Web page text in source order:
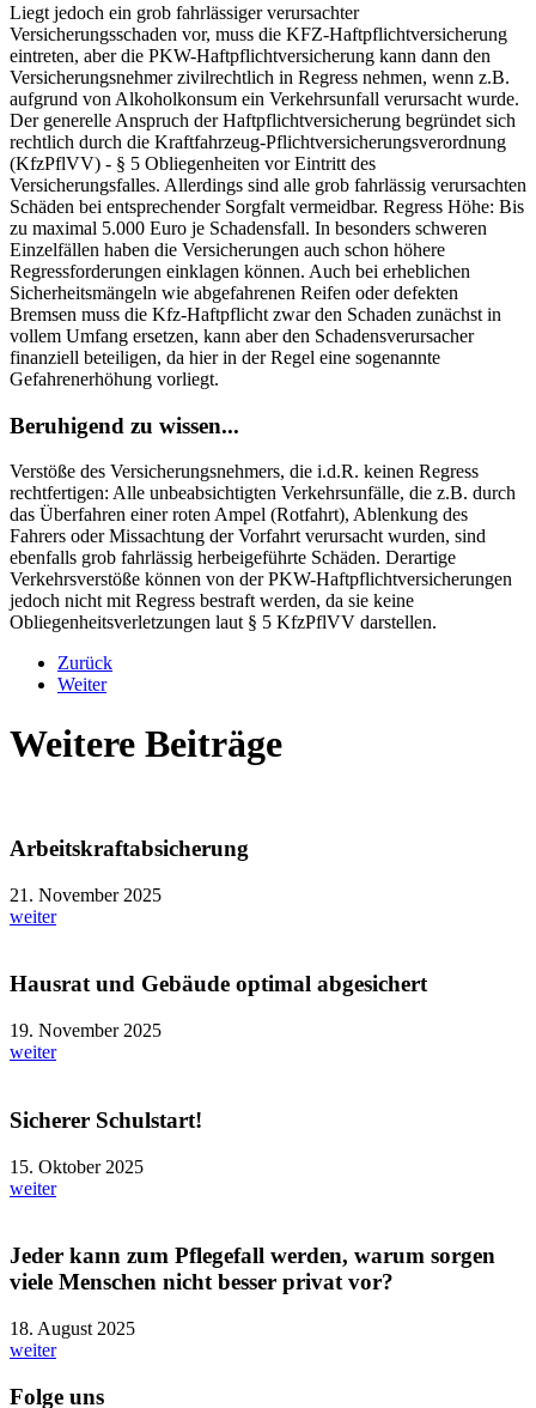
Liegt jedoch ein grob fahrlässiger verursachter
Versicherungsschaden vor, muss die KFZ-Haftpflichtversicherung
eintreten, aber die PKW-Haftpflichtversicherung kann dann den
Versicherungsnehmer zivilrechtlich in Regress nehmen, wenn z.B.
aufgrund von Alkoholkonsum ein Verkehrsunfall verursacht wurde.
Der generelle Anspruch der Haftpflichtversicherung begründet sich
rechtlich durch die Kraftfahrzeug-Pflichtversicherungsverordnung
(KfzPflVV) - § 5 Obliegenheiten vor Eintritt des
Versicherungsfalles. Allerdings sind alle grob fahrlässig verursachten
Schäden bei entsprechender Sorgfalt vermeidbar. Regress Höhe: Bis
zu maximal 5.000 Euro je Schadensfall. In besonders schweren
Einzelfällen haben die Versicherungen auch schon höhere
Regressforderungen einklagen können. Auch bei erheblichen
Sicherheitsmängeln wie abgefahrenen Reifen oder defekten
Bremsen muss die Kfz-Haftpflicht zwar den Schaden zunächst in
vollem Umfang ersetzen, kann aber den Schadensverursacher
finanziell beteiligen, da hier in der Regel eine sogenannte
Gefahrenerhöhung vorliegt.
Beruhigend zu wissen...
Verstöße des Versicherungsnehmers, die i.d.R. keinen Regress
rechtfertigen: Alle unbeabsichtigten Verkehrsunfälle, die z.B. durch
das Überfahren einer roten Ampel (Rotfahrt), Ablenkung des
Fahrers oder Missachtung der Vorfahrt verursacht wurden, sind
ebenfalls grob fahrlässig herbeigeführte Schäden. Derartige
Verkehrsverstöße können von der PKW-Haftpflichtversicherungen
jedoch nicht mit Regress bestraft werden, da sie keine
Obliegenheitsverletzungen laut § 5 KfzPflVV darstellen.
Zurück
Weiter
Weitere Beiträge
Arbeitskraftabsicherung
21. November 2025
weiter
Hausrat und Gebäude optimal abgesichert
19. November 2025
weiter
Sicherer Schulstart!
15. Oktober 2025
weiter
Jeder kann zum Pflegefall werden, warum sorgen
viele Menschen nicht besser privat vor?
18. August 2025
weiter
Folge uns